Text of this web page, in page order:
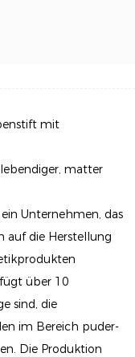
über unglaublich
Unser
Pigmenten, um
die Ihre
ohne sich
mit
E und
weich und
von der
mit
lebendiger, matter
Unternehmen, das
auf die Herstellung
über 10
sind, die
im Bereich puder-
Die Produktion